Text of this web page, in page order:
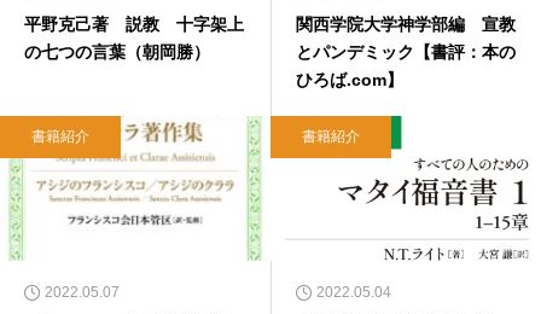
平野克己著 説教 十字架上
の七つの言葉（朝岡勝）
関西学院大学神学部編 宣教
とパンデミック【書評：本の
ひろば.com】
書籍紹介
2022.05.07
書籍紹介
2022.05.04